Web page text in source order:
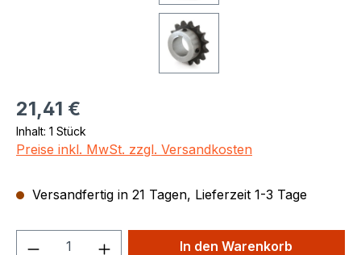
Regulärer Preis:
21,41 €
Inhalt: 1 Stück
Preise inkl. MwSt. zzgl. Versandkosten
Versandfertig in 21 Tagen, Lieferzeit 1-3 Tage
Produkt Anzahl: Gib denIn den Warenkorb